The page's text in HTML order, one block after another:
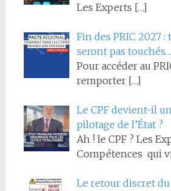
Les Experts […]
Fin des PRIC 2027 :
seront pas touchés…
Pour accéder au
remporter […]
Le CPF devient-il
pilotage de l’État ?
Ah ! le CPF ? Les
Compétences qui
Le retour discret